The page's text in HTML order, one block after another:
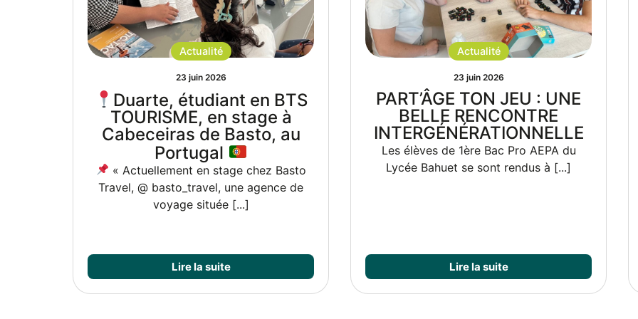
Actualité
23 juin 2026
PART’ÂGE TON JEU : UNE
BELLE RENCONTRE
INTERGÉNÉRATIONNELLE
Les élèves de 1ère Bac Pro AEPA du
Lycée Bahuet se sont rendus à [...]
Lire la suite
Actualité
19 juin 2026
Le Lycée et Campus
Marguerite Bahuet est fier
d’être partenaire du 19ᵉ
Trophée de Brive organisé
par Fanatic Cheer 19 !
Lire la suite